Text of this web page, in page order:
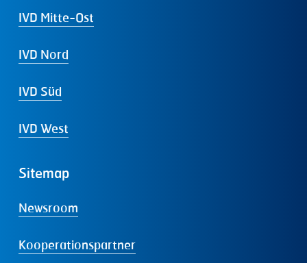
IVD Mitte-Ost
IVD Nord
IVD Süd
IVD West
Sitemap
Newsroom
Kooperationspartner